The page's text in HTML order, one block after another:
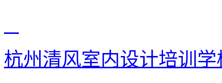
杭州清风室内设计培训学